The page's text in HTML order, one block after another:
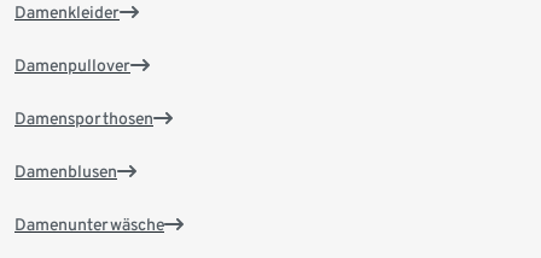
Damenkleider
Damenpullover
Damensporthosen
Damenblusen
Damenunterwäsche